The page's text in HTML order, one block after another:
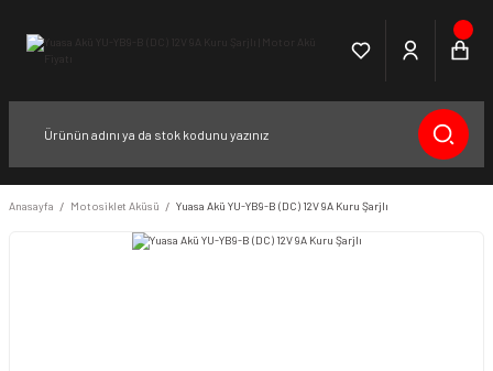
Anasayfa Motosiklet Aküsü Yuasa Akü YU-YB9-B (DC) 12V 9A Kuru Şarjlı